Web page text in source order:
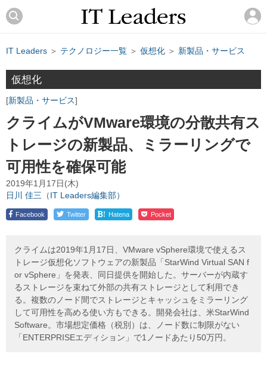
IT Leaders ＞ テクノロジー一覧 ＞ 仮想化 ＞ 新製品・サービス
仮想化
新製品・サービス
クライムがVMware環境の分散共有ス
トレージの新製品、ミラーリングで
可用性を確保可能
2019年1月17日(木)
日川 佳三（IT Leaders編集部）
Facebook Twitter ! Hatena Pocket
クライムは2019年1月17日、VMware vSphere環境で使えるス
トレージ仮想化ソフトウェアの新製品「StarWind Virtual SAN f
or vSphere」を発表、同日提供を開始した。サーバーが内蔵す
るストレージを束ねて外部の共有ストレージとして利用でき
る。複数のノード間でストレージとキャッシュをミラーリング
して可用性を高める使い方もできる。開発会社は、米StarWind
Software。市場想定価格（税別）は、ノード数に制限がない
「ENTERPRISEエディション」で1ノードあたり50万円。